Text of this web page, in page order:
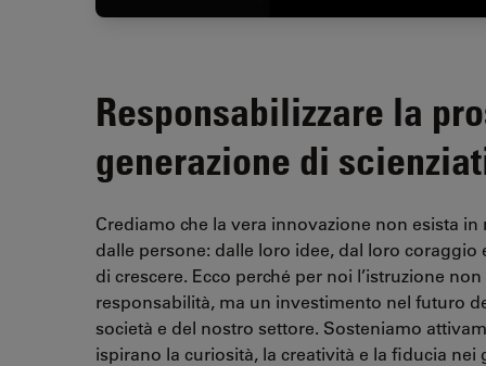
Responsabilizzare la
generazione di
Crediamo che la vera innovazione non esista
dalle persone: dalle loro idee, dal loro coraggio
di crescere. Ecco perché per noi l’istruzione
responsabilità, ma un investimento nel futuro
società e del nostro settore. Sosteniamo
ispirano la curiosità, la creatività e la fiducia